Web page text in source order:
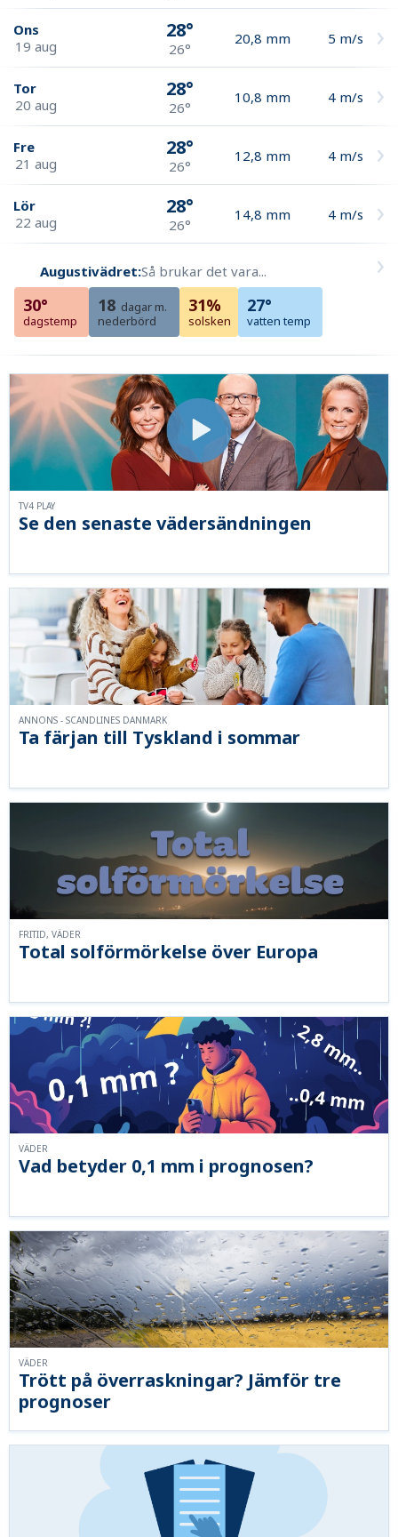
Ons
19 aug
28°
26°
20,8 mm 5 m/s
Tor
20 aug
28°
26°
10,8 mm 4 m/s
Fre
21 aug
28°
26°
12,8 mm 4 m/s
Lör
22 aug
28°
26°
14,8 mm 4 m/s
Augustivädret:Så brukar det vara...
30°
dagstemp
18 dagar m.
nederbörd
31%
solsken
27°
vatten temp
Se den senaste vädersändningen
TV4 PLAY
Ta färjan till Tyskland i sommar
ANNONS - SCANDLINES DANMARK
Total solförmörkelse över Europa
FRITID, VÄDER
Vad betyder 0,1 mm i prognosen?
VÄDER
Trött på överraskningar? Jämför tre
prognoser
VÄDER